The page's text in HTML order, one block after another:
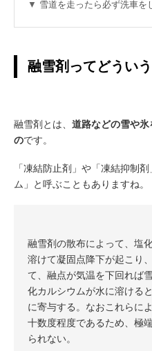
雪道を走ったら必ず洗車を
融雪剤ってどうい
融雪剤とは、 道路などの雪や
のです。
「凍結防止剤」や「凍結抑制
ム」と呼ぶこともありますね。
融雪剤の散布によって、塩
溶けて凝固点降下が起こり
て、融点が気温を下回れば
化カルシウムが水に溶ける
に寄与する。なおこれらに
十数度程度であるため、極
られない。